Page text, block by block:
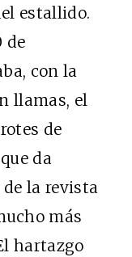
estallido.
de
con la
llamas, el
de
da
la revista
más
hartazgo